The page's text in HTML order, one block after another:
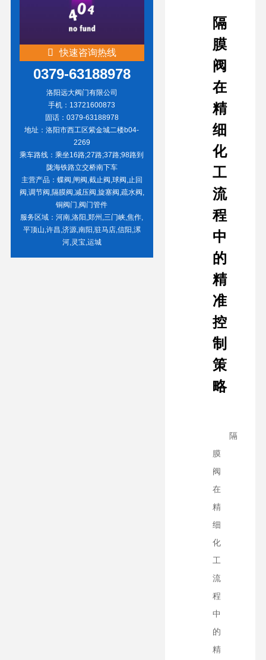
快速咨询热线
0379-63188978
洛阳远大阀门有限公司
手机：13721600873
固话：0379-63188978
地址：洛阳市西工区紫金城二楼b04-
2269
乘车路线：乘坐16路;27路;37路;98路到
陇海铁路立交桥南下车
主营产品：蝶阀,闸阀,截止阀,球阀,止回
阀,调节阀,隔膜阀,减压阀,旋塞阀,疏水阀,
铜阀门,阀门管件
服务区域：河南,洛阳,郑州,三门峡,焦作,
平顶山,许昌,济源,南阳,驻马店,信阳,漯
河,灵宝,运城
隔
膜
阀
在
精
细
化
工
流
程
中
的
精
准
控
制
策
略
隔
膜
阀
在
精
细
化
工
流
程
中
的
精